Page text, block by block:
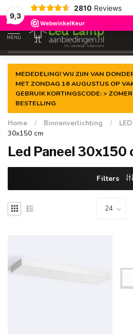
9,3
2810 Reviews
Gegarandeerde delaagste prijs
MENU
MEDEDELING! WIJ ZIJN VAN
MET ZONDAG 16 AUGUSTUS OP
GEBRUIK KORTINGSCODE: >
BESTELLING
Home / Binnenverlichting /
30x150 cm
Led Paneel 30x150
Filters